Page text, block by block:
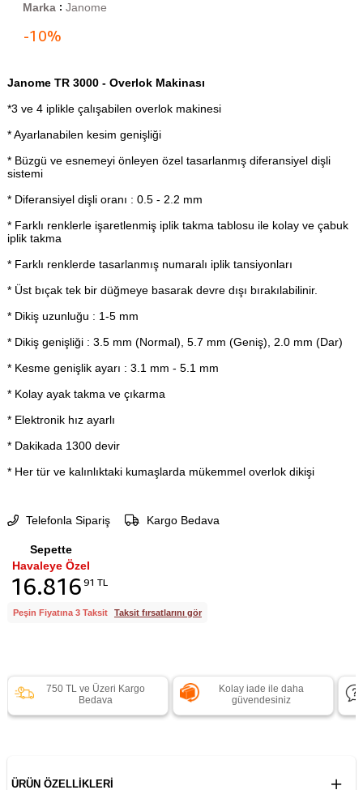
Marka : Janome
-10%
Janome TR 3000 - Overlok Makinası
*3 ve 4 iplikle çalışabilen overlok makinesi
* Ayarlanabilen kesim genişliği
* Büzgü ve esnemeyi önleyen özel tasarlanmış diferansiyel dişli
sistemi
* Diferansiyel dişli oranı : 0.5 - 2.2 mm
* Farklı renklerle işaretlenmiş iplik takma tablosu ile kolay ve çabuk
iplik takma
* Farklı renklerde tasarlanmış numaralı iplik tansiyonları
* Üst bıçak tek bir düğmeye basarak devre dışı bırakılabilinir.
* Dikiş uzunluğu : 1-5 mm
* Dikiş genişliği : 3.5 mm (Normal), 5.7 mm (Geniş), 2.0 mm (Dar)
* Kesme genişlik ayarı : 3.1 mm - 5.1 mm
* Kolay ayak takma ve çıkarma
* Elektronik hız ayarlı
* Dakikada 1300 devir
* Her tür ve kalınlıktaki kumaşlarda mükemmel overlok dikişi
Telefonla Sipariş Kargo Bedava
Sepette
Havaleye Özel
16.816 91 TL
Peşin Fiyatına 3 Taksit Taksit fırsatlarını gör
750 TL ve Üzeri Kargo
Bedava
Kolay iade ile daha
güvendesiniz
ÜRÜN ÖZELLIKLERI